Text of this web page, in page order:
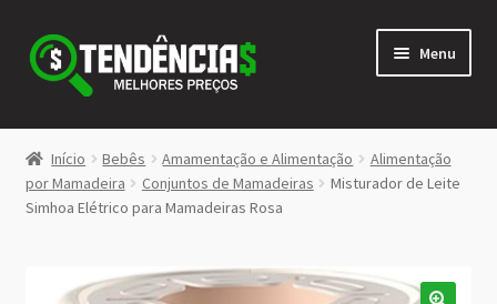
Pular
para
navegação
Pular
para
conteúdo
Menu
LOJA
<>
Início Bebês Amamentação e Alimentação
Alimentação
por Mamadeira
Conjuntos de Mamadeiras
Misturador de Leite
Simhoa Elétrico para Mamadeiras Rosa